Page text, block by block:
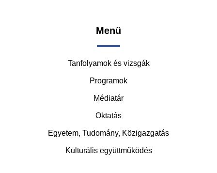
Menü
Tanfolyamok és vizsgák
Programok
Médiatár
Oktatás
Egyetem, Tudomány, Közigazgatás
Kulturális együttműködés